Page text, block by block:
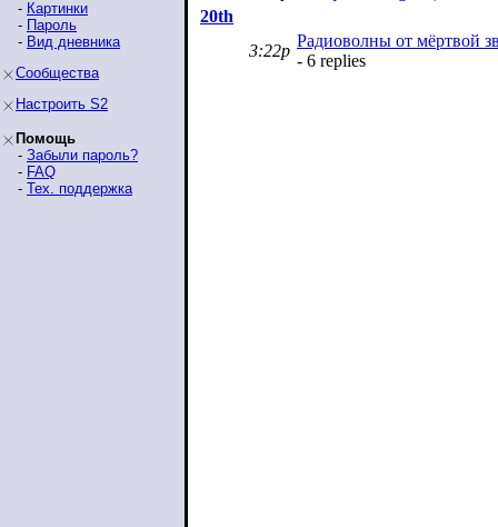
- Картинки
- Пароль
- Вид дневника
Сообщества
Настроить S2
Помощь
- Забыли пароль?
- FAQ
- Тех. поддержка
20th
3:22p
Радиоволны от мёртвой
- 6 replies